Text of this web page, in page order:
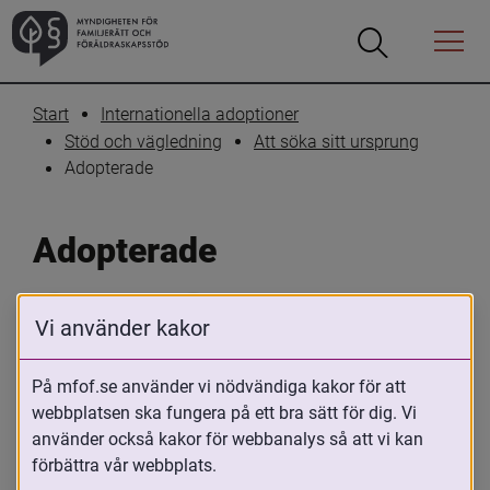
Öppna
Öppna
Menyn
Start
Internationella adoptioner
Stöd och vägledning
Att söka sitt ursprung
Adopterade
Adopterade
Alla människor behöver hitta sitt sätt att
förhålla sig till sin livshistoria. Det kan
vara en källa till både glädje och
frustration för de flesta. Adopterade har
Vi använder kakor
På mfof.se använder vi nödvändiga kakor för att
webbplatsen ska fungera på ett bra sätt för dig. Vi
använder också kakor för webbanalys så att vi kan
förbättra vår webbplats.